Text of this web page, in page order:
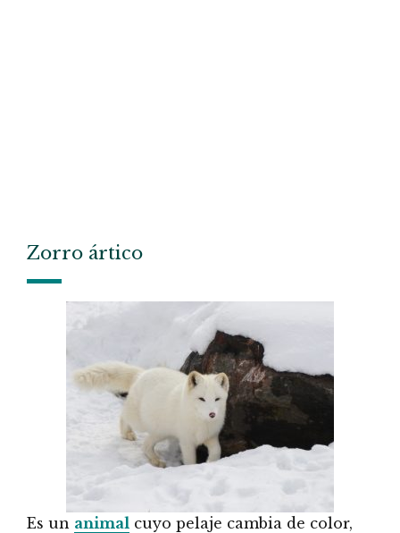
Zorro ártico
Es un animal cuyo pelaje cambia de color,